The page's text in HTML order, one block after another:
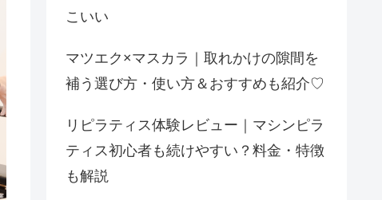
こいい
マツエク×マスカラ｜取れかけの隙間を
補う選び方・使い方＆おすすめも紹介♡
リピラティス体験レビュー｜マシンピラ
ティス初心者も続けやすい？料金・特徴
も解説